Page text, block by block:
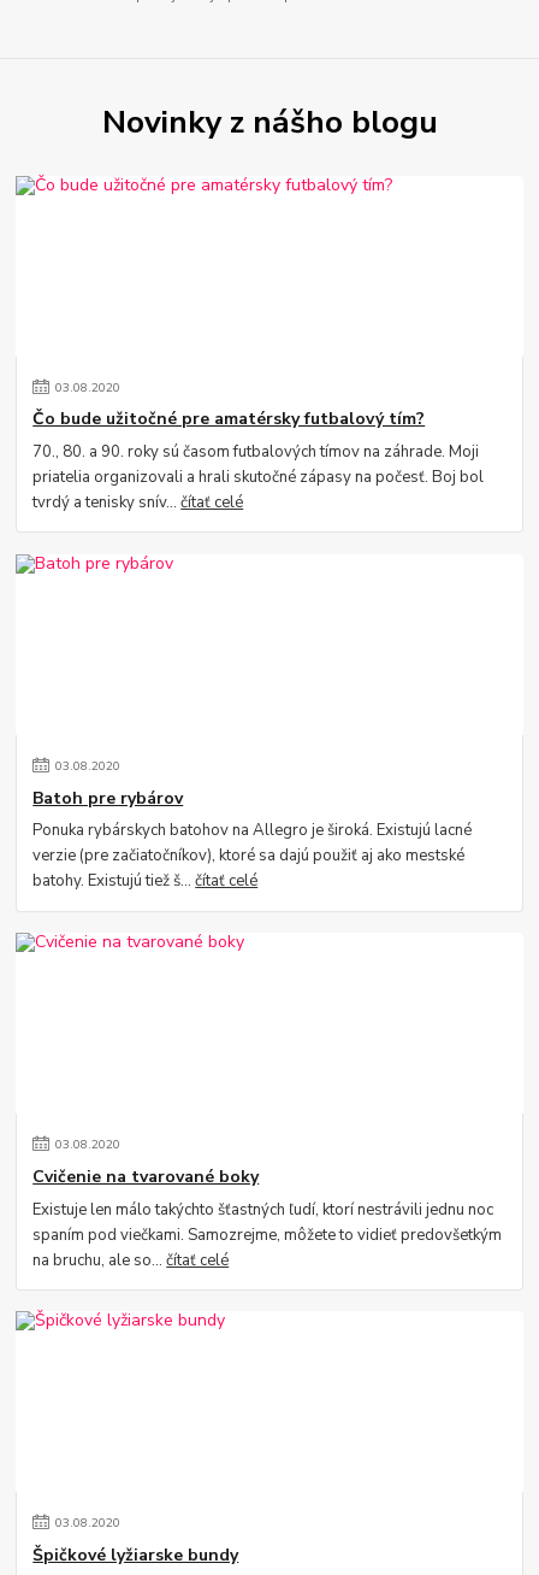
Novinky z nášho blogu
03.08.2020
Čo bude užitočné pre amatérsky futbalový tím?
70., 80. a 90. roky sú časom futbalových tímov na záhrade. Moji
priatelia organizovali a hrali skutočné zápasy na počesť. Boj bol
tvrdý a tenisky snív...čítať celé
03.08.2020
Batoh pre rybárov
Ponuka rybárskych batohov na Allegro je široká. Existujú lacné
verzie (pre začiatočníkov), ktoré sa dajú použiť aj ako mestské
batohy. Existujú tiež š...čítať celé
03.08.2020
Cvičenie na tvarované boky
Existuje len málo takýchto šťastných ľudí, ktorí nestrávili jednu noc
spaním pod viečkami. Samozrejme, môžete to vidieť predovšetkým
na bruchu, ale so...čítať celé
03.08.2020
Špičkové lyžiarske bundy